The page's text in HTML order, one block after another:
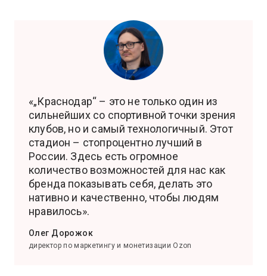
«„Краснодар“ – это не только один из
сильнейших со спортивной точки зрения
клубов, но и самый технологичный. Этот
стадион – стопроцентно лучший в
России. Здесь есть огромное
количество возможностей для нас как
бренда показывать себя, делать это
нативно и качественно, чтобы людям
нравилось».
Олег Дорожок
директор по маркетингу и монетизации Ozon